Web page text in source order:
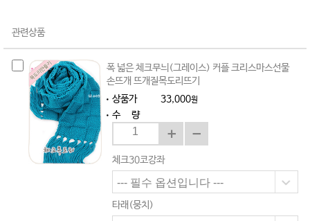
관련상품
폭 넓은 체크무늬(그레이스) 커플 크리스마스선물
손뜨개 뜨개질목도리뜨기
상품가
33,000원
수 량
체크30코강좌
타래(뭉치)